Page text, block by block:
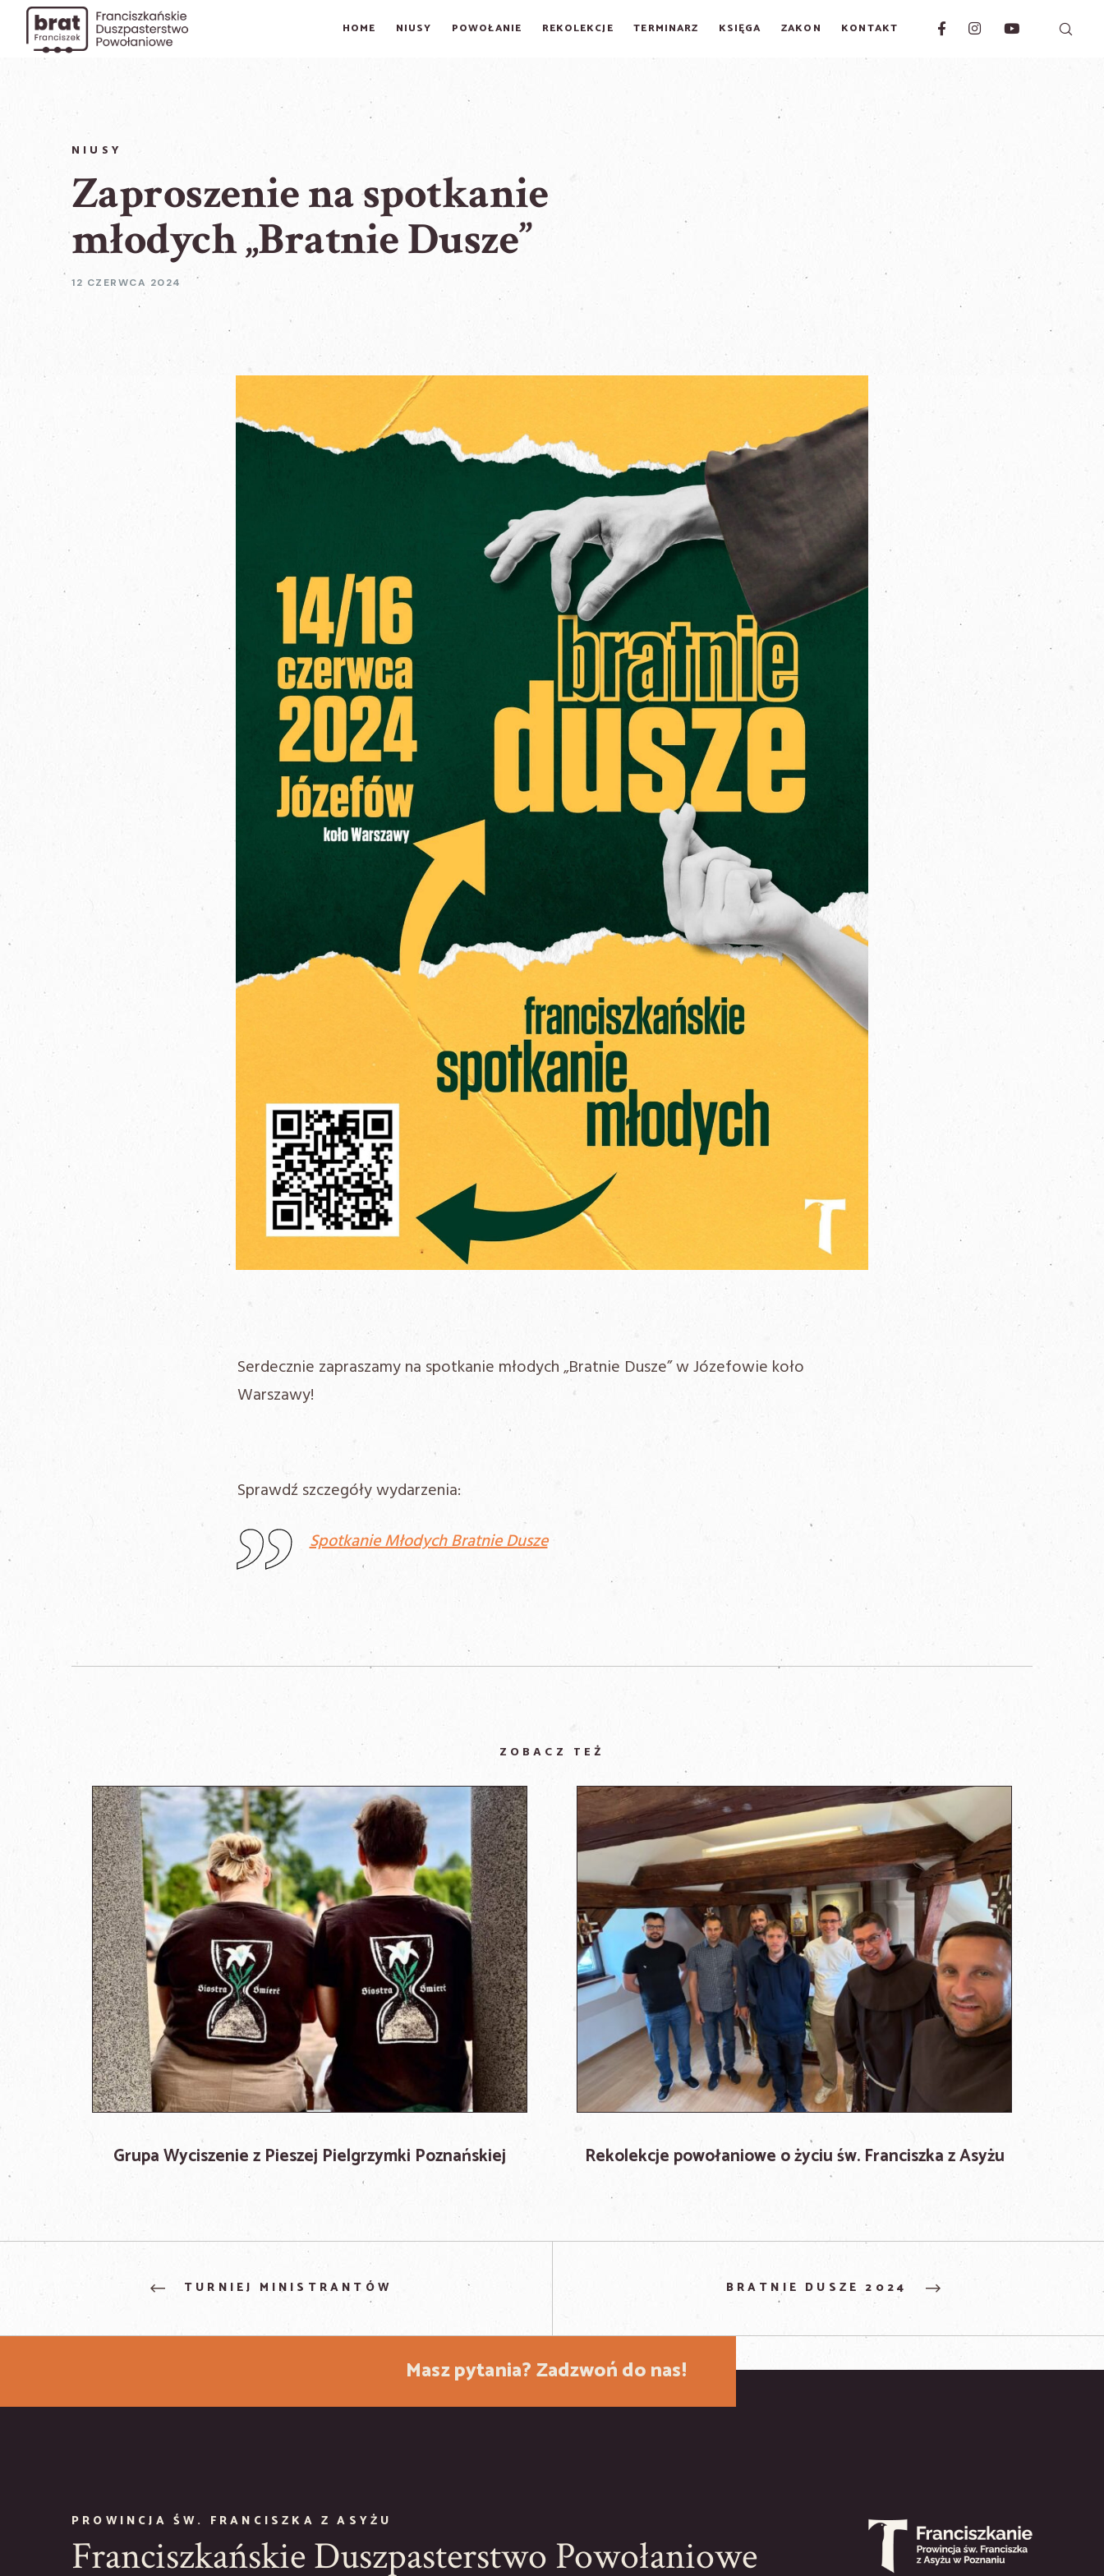
HOME NIUSY POWOŁANIE REKOLEKCJE TERMINARZ KSIĘGA ZAKON KONTAKT
NIUSY
Zaproszenie na spotkanie
młodych „Bratnie Dusze”
12 CZERWCA 2024
Serdecznie zapraszamy na spotkanie młodych „Bratnie Dusze” w Józefowie koło
Warszawy!
Sprawdź szczegóły wydarzenia:
Spotkanie Młodych Bratnie Dusze
ZOBACZ TEŻ
Grupa Wyciszenie z Pieszej Pielgrzymki Poznańskiej Rekolekcje powołaniowe o życiu św. Franciszka z Asyżu
TURNIEJ MINISTRANTÓW BRATNIE DUSZE 2024
Masz pytania?Zadzwoń do nas!
PROWINCJA ŚW. FRANCISZKA Z ASYŻU
Franciszkańskie Duszpasterstwo Powołaniowe